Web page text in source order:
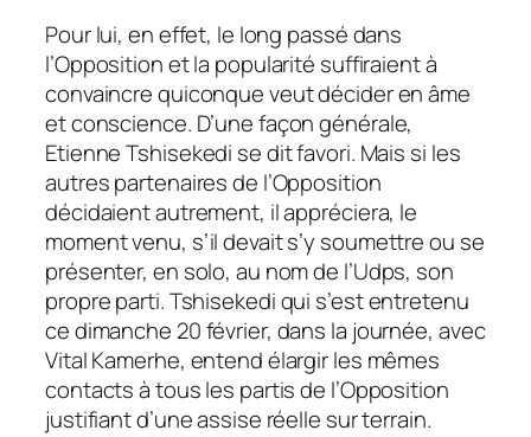
Pour lui, en effet, le long passé dans
l’Opposition et la popularité suffiraient à
convaincre quiconque veut décider en âme
et conscience. D’une façon générale,
Etienne Tshisekedi se dit favori. Mais si les
autres partenaires de l’Opposition
décidaient autrement, il appréciera, le
moment venu, s’il devait s’y soumettre ou se
présenter, en solo, au nom de l’Udps, son
propre parti.Tshisekedi qui s’est entretenu
ce dimanche 20 février, dans la journée, avec
Vital Kamerhe, entend élargir les mêmes
contacts à tous les partis de l’Opposition
justifiant d’une assise réelle sur terrain.